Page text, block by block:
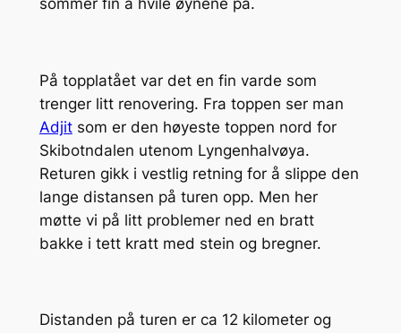
sommer fin å hvile øynene på.
På topplatået var det en fin varde som
trenger litt renovering. Fra toppen ser man
Adjitsom er den høyeste toppen nord for
Skibotndalen utenom Lyngenhalvøya.
Returen gikk i vestlig retning for å slippe den
lange distansen på turen opp. Men her
møtte vi på litt problemer ned en bratt
bakke i tett kratt med stein og bregner.
Distanden på turen er ca 12 kilometer og